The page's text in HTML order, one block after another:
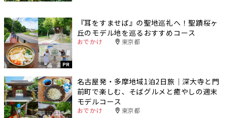
PR
『耳をすませば』の聖地巡礼へ！聖蹟桜ヶ
丘のモデル地を巡るおすすめコース
おでかけ 東京都
名古屋発・多摩地域1泊2日旅｜深大寺と門
前町で楽しむ、そばグルメと癒やしの週末
モデルコース
おでかけ 東京都